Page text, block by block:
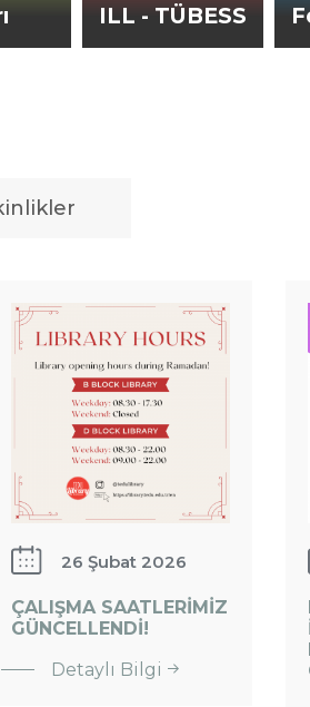
ILL - TÜBESS
GÜNCELLENDİ!
26 Şubat 2026
ÇALIŞMA SAATLERİMİZ
GÜNCELLENDİ!
Detaylı Bilgi
: ÇALIŞMA